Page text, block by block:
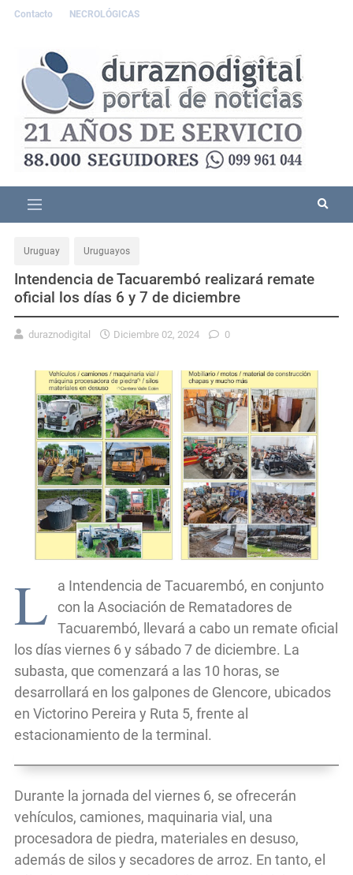
Contacto NECROLÓGICAS
Uruguay Uruguayos
Intendencia de Tacuarembó realizará remate
oficial los días 6 y 7 de diciembre
duraznodigital Diciembre 02, 2024 0
L
a Intendencia de Tacuarembó, en conjunto
con la Asociación de Rematadores de
Tacuarembó, llevará a cabo un remate oficial
los días viernes 6 y sábado 7 de diciembre. La
subasta, que comenzará a las 10 horas, se
desarrollará en los galpones de Glencore, ubicados
en Victorino Pereira y Ruta 5, frente al
estacionamiento de la terminal.
Durante la jornada del viernes 6, se ofrecerán
vehículos, camiones, maquinaria vial, una
procesadora de piedra, materiales en desuso,
además de silos y secadores de arroz. En tanto, el